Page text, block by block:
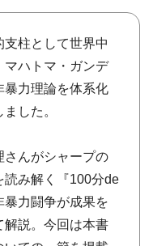
柱として世界中
マハトマ・ガンデ
暴力理論を体系化
した。
さんがシャープの
読み解く『100分de
力闘争が成果を
解説。今回は本書